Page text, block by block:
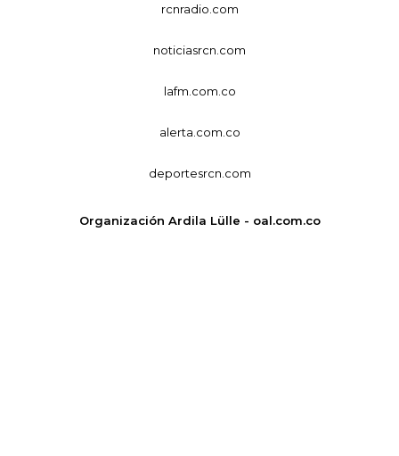
rcnradio.com
noticiasrcn.com
lafm.com.co
alerta.com.co
deportesrcn.com
Organización Ardila Lülle - oal.com.co